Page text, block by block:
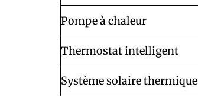
Pompe à chaleur
Thermostat intelligent
Système solaire thermique